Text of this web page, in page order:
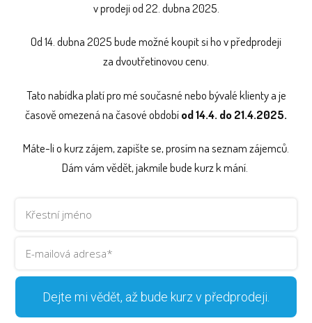
v prodeji od 22. dubna 2025.
Od 14. dubna 2025 bude možné koupit si ho v předprodeji
za dvoutřetinovou cenu.
Tato nabídka platí pro mé současné nebo bývalé klienty a je
časově omezená na časové obdobíod 14.4. do 21.4.2025.
Máte-li o kurz zájem, zapište se, prosím na seznam zájemců.
Dám vám vědět, jakmile bude kurz k mání.
Dejte mi vědět, až bude kurz v předprodeji.